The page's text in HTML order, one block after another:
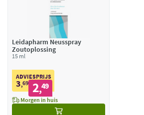
Leidapharm Neusspray
Zoutoplossing
15 ml
ADVIESPRIJS
3,69 2,49
Morgen in huis